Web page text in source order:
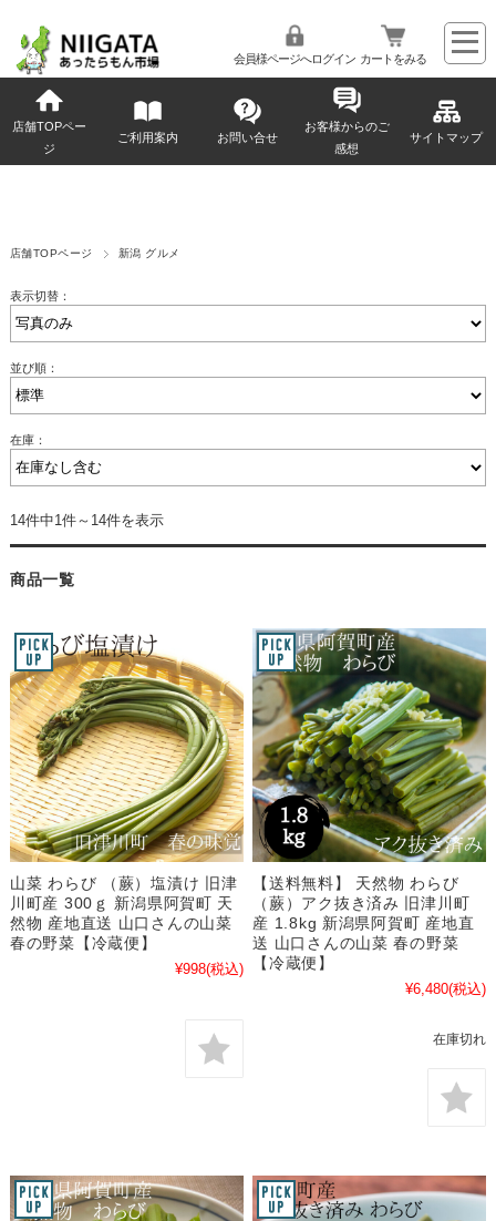
会員様ページへログイン カートをみる
店舗TOPペー
ジ
ご利用案内 お問い合せ
お客様からのご
感想
サイトマップ
店舗TOPページ 新潟 グルメ
表示切替：
並び順：
在庫：
14件中1件～14件を表示
商品一覧
山菜 わらび （蕨）塩漬け 旧津
川町産 300ｇ 新潟県阿賀町 天
然物 産地直送 山口さんの山菜
春の野菜【冷蔵便】
¥998(税込)
【送料無料】 天然物 わらび
（蕨）アク抜き済み 旧津川町
産 1.8kg 新潟県阿賀町 産地直
送 山口さんの山菜 春の野菜
【冷蔵便】
¥6,480(税込)
在庫切れ